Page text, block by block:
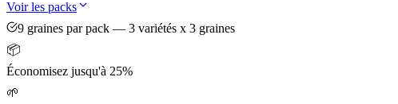
Voir les packs
9 graines par pack — 3 variétés x 3 graines
📦
Économisez jusqu'à 25%
🌱